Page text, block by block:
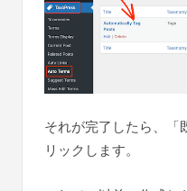
それが完了したら、「
リックします。